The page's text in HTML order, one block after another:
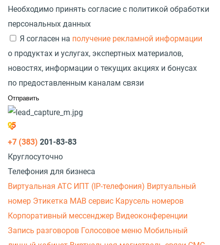
Необходимо принять согласие с политикой обработки
персональных данных
Я согласен на получение рекламной информации
о продуктах и услугах, экспертных материалов,
новостях, информации о текущих акциях и бонусах
по предоставленным каналам связи
+7 (383) 201-83-83
Круглосуточно
Телефония для бизнеса
Виртуальная АТС ИПТ (IP-телефония) Виртуальный
номер Этикетка МАВ сервис Карусель номеров
Корпоративный мессенджер Видеоконференции
Запись разговоров Голосовое меню Мобильный